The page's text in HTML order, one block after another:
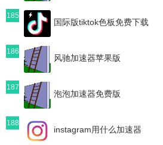
185
国际版tiktok色板免费下载
186
风驰加速器苹果版
187
泡泡加速器免费版
188
instagram用什么加速器